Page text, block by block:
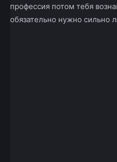
профессия потом тебя
обязательно нужно сильно